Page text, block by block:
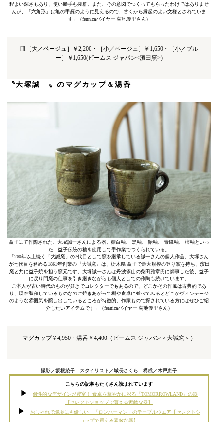
程よい深さもあり、使い勝手も抜群。また、その意図でつくってもらったわけではありませ
んが、「六角形」は亀の甲羅のように見えるので、古くから縁起のよい文様とされていま
す」（fennicaバイヤー 菊地優里さん）
皿［大／ベージュ］￥2,200・［小／ベージュ］￥1,650・［小／ブル
ー］￥1,650(ビームス ジャパン<濱田窯>)
〝大塚誠一〟のマグカップ＆湯呑
益子にて作陶された、大塚誠一さんによる器。糠白釉、 黒釉、 飴釉、 青磁釉、 柿釉といっ
た、益子伝統の釉を使用して手作業でつくられている。
「200年以上続く「大誠窯」の7代目として窯を継承している誠一さんの個人作品。大塚さん
が七代目を務める1861年創業の『大誠窯』は、栃木県 益子で最大規模の登り窯を持ち、濱田
窯と共に益子焼を担う窯元です。大塚誠一さんは丹波篠山の柴田雅章氏に師事した後、益子
に戻り門窯の仕事を引き継ぎながらも個人としての作陶も続けています。
ご本人が古い時代のものが好きでコレクターでもあるので、どこかその作風は古典的であ
り、現在製作しているものなのに焼きあがって棚や食卓に並べてみるとどこかヴィンテージ
のような雰囲気を醸し出しているところが特徴的。作家もので探されている方にはぜひご紹
介したいアイテムです」（fennicaバイヤー 菊地優里さん）
マグカップ￥4,950・湯呑￥4,400（ビームス ジャパン＜大誠窯＞）
撮影／坂根綾子 スタイリスト／城長さくら 構成／木戸恵子
こちらの記事もたくさん読まれています
個性的なデザインが豊富！ 食卓を華やかに彩る「TOMORROWLAND」の器
【セレクトショップで買える素敵な器】
おしゃれで環境にも優しい！「ロンハーマン」のテーブルウエア【セレクトシ
ョップで買える素敵な器】